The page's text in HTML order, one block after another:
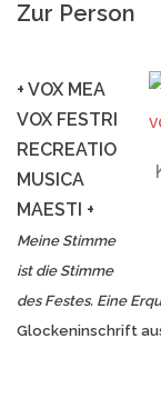
Zur Person
+ VOX MEA
VOX FESTRI
RECREATIO
MUSICA
MAESTI +
Meine Stimme
ist die Stimme
des Festes. Eine
Glockeninschrift